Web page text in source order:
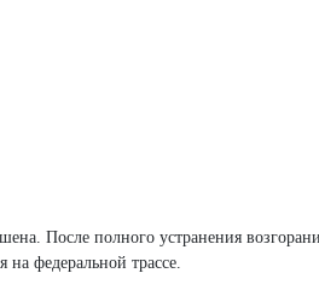
После полного устранения
федеральной трассе.